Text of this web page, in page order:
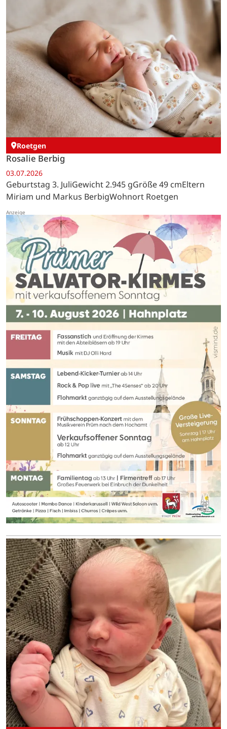
Roetgen
Rosalie Berbig
03.07.2026
Geburtstag 3. JuliGewicht 2.945 gGröße 49 cmEltern
Miriam und Markus BerbigWohnort Roetgen